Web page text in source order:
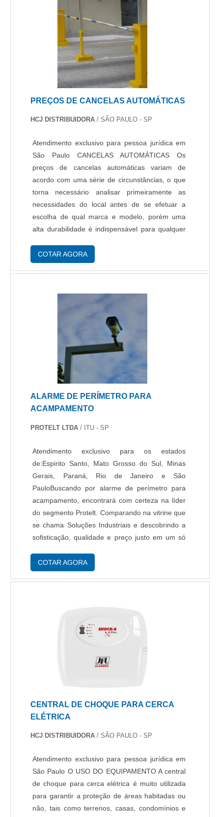
PREÇOS DE CANCELAS AUTOMÁTICAS
HCJ DISTRIBUIDORA / SÃO PAULO - SP
Atendimento exclusivo para pessoa jurídica em
São Paulo CANCELAS AUTOMÁTICAS Os
preços de cancelas automáticas variam de
acordo com uma série de circunstâncias, o que
torna necessário analisar primeiramente as
necessidades do local antes de se efetuar a
escolha de qual marca e modelo, porém uma
alta durabilidade é indispensável para qualquer
que utilizam controles mais precisos, os custos
COTAR AGORA
ALARME DE PERÍMETRO PARA
ACAMPAMENTO
PROTELT LTDA / ITU - SP
Atendimento exclusivo para os estados
de:Espirito Santo, Mato Grosso do Sul, Minas
Gerais, Paraná, Rio de Janeiro e São
PauloBuscando por alarme de perímetro para
acampamento, encontrará com certeza na líder
do segmento Protelt. Comparando na vitrine que
se chama Soluções Industriais e descobrindo a
sofisticação, qualidade e preço justo em um só
sempre ser adquirido com empresas
prejuízos com substituições frequentes de peças
defeituosas. Assim, é possível poupar gastos
desnecessários.MAIS SOBRE ALARME DE
PERÍMETRO PARA ACAMPAMENTOQuem quer
encontrar alarme de perímetro para
com os serviços, se depara com a Protelt.
acesso remoto, visando sempre a qualidade final
para a fidelização do cliente.Sem trocar o foco
sobre alarme de perímetro para acampamento,
pelos produtos e serviços com ótima qualidade e
assertividade, detalhes que passam
despercebidos e podem gerar prejuízo futuros
para os clientes.Existem muitas formas
diferentes de demonstrar conhecimento e
COTAR AGORA
CENTRAL DE CHOQUE PARA CERCA
ELÉTRICA
HCJ DISTRIBUIDORA / SÃO PAULO - SP
Atendimento exclusivo para pessoa jurídica em
São Paulo O USO DO EQUIPAMENTO A central
de choque para cerca elétrica é muito utilizada
para garantir a proteção de áreas habitadas ou
não, tais como terrenos, casas, condomínios e